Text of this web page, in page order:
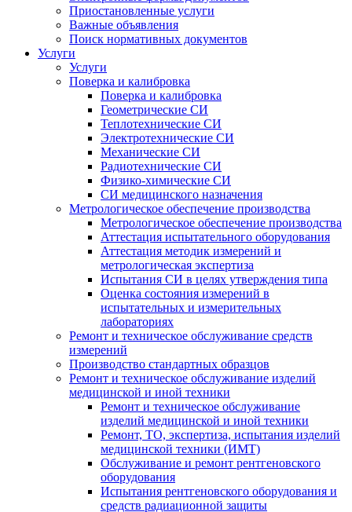
Приостановленные услуги
Важные объявления
Поиск нормативных документов
Услуги
Услуги
Поверка и калибровка
Поверка и калибровка
Геометрические СИ
Теплотехнические СИ
Электротехнические СИ
Механические СИ
Радиотехнические СИ
Физико-химические СИ
СИ медицинского назначения
Метрологическое обеспечение производства
Метрологическое обеспечение производства
Аттестация испытательного оборудования
Аттестация методик измерений и
метрологическая экспертиза
Испытания СИ в целях утверждения типа
Оценка состояния измерений в
испытательных и измерительных
лабораториях
Ремонт и техническое обслуживание средств
измерений
Производство стандартных образцов
Ремонт и техническое обслуживание изделий
медицинской и иной техники
Ремонт и техническое обслуживание
изделий медицинской и иной техники
Ремонт, ТО, экспертиза, испытания изделий
медицинской техники (ИМТ)
Обслуживание и ремонт рентгеновского
оборудования
Испытания рентгеновского оборудования и
средств радиационной защиты